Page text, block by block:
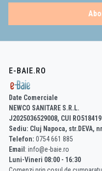
E-BAIE.RO
Date Comerciale
NEWCO SANITARE S.R.L.
J2025036529008, CUI
Sediu: Cluj Napoca, str.DEVA,
Telefon: 0754 661 885
Email : info@e-baie.ro
Luni-Vineri 08:00 - 16:30